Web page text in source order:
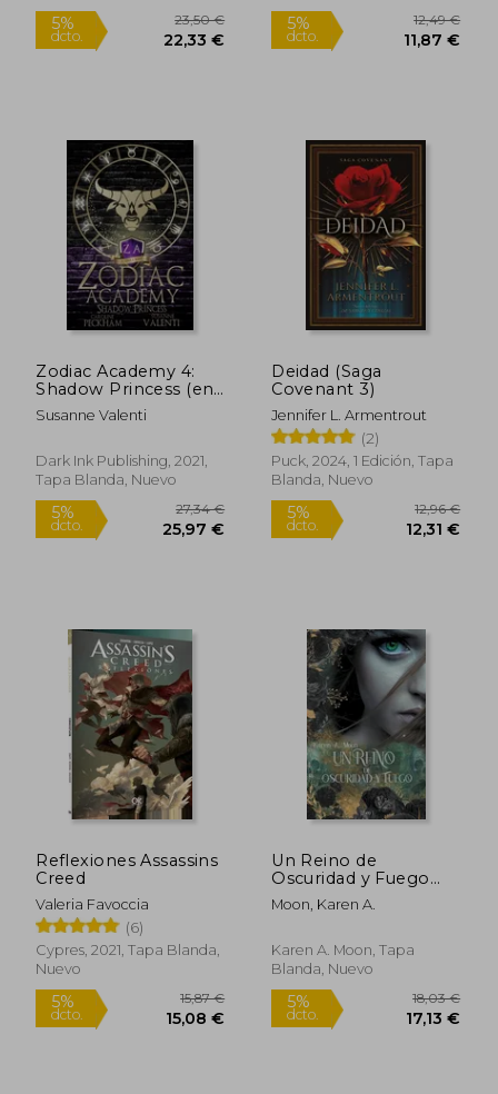
dcto. 21,08 €
5%
dcto.
5%
dcto. 22,33 €
Rápido
5%
dcto.
Zodiac Academy 4:
Shadow Princess (en
Inglés)
Susanne Valenti
Dark Ink Publishing, 2021,
Tapa Blanda, Nuevo
Deidad (Saga
Covenant 3)
Jennifer L. Armentrout
(2)
Puck, 2024, 1 Edición, Tapa
Blanda, Nuevo
Reflexiones Assassins
Creed
Valeria Favoccia
(6)
Cypres, 2021, Tapa Blanda,
Nuevo
Un Reino de
Oscuridad y Fuego
(Libro 1)
Moon, Karen A.
Karen A. Moon, Tapa
Blanda, Nuevo